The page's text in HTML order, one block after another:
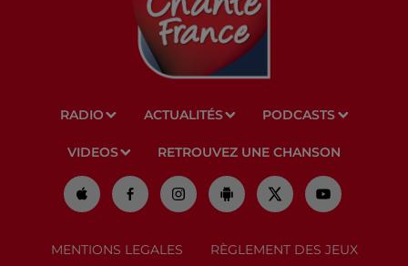
RADIO ACTUALITÉS PODCASTS
VIDEOS RETROUVEZ UNE CHANSON
MENTIONS LEGALES RÈGLEMENT DES JEUX